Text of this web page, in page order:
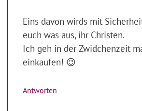
Eins davon wirds mit
euch was aus, ihr Christen.
Ich geh in der Zwidchenzeit
einkaufen! 😉
Antworten